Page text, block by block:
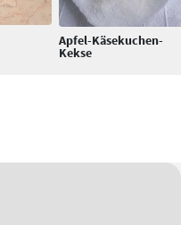
Apfel-Käsekuchen-
Kekse